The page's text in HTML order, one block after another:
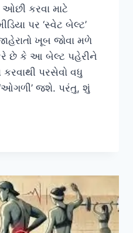
કરવા માટે
પર ‘સ્વેટ બેલ્ટ’
ખૂબ જોવા મળે
છે કે આ બેલ્ટ પહેરીને
પરસેવો વધુ
જશે. પરંતુ, શું